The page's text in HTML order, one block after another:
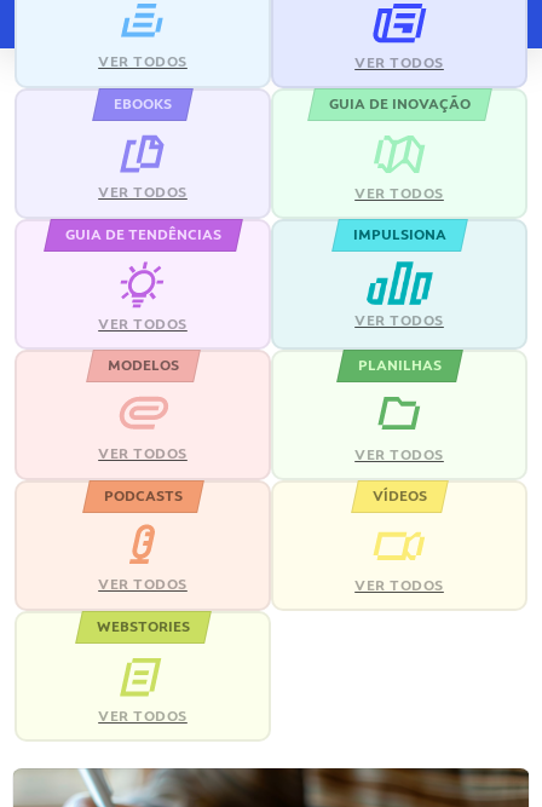
VER TODOS VER TODOS
EBOOKS
VER TODOS
GUIA DE INOVAÇÃO
VER TODOS
GUIA DE TENDÊNCIAS
VER TODOS
IMPULSIONA
VER TODOS
MODELOS
VER TODOS
PLANILHAS
VER TODOS
PODCASTS
VER TODOS
VÍDEOS
VER TODOS
WEBSTORIES
VER TODOS